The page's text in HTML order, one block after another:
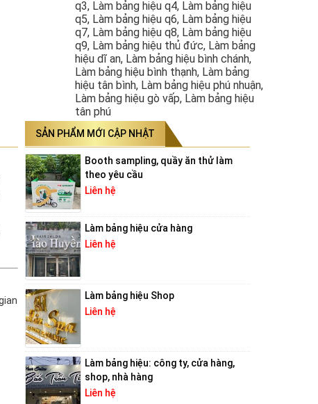
q3, Làm bảng hiệu q4, Làm bảng hiệu
q5, Làm bảng hiệu q6, Làm bảng hiệu
q7, Làm bảng hiệu q8, Làm bảng hiệu
q9, Làm bảng hiệu thủ đức, Làm bảng
hiệu dĩ an, Làm bảng hiệu bình chánh,
Làm bảng hiệu bình thạnh, Làm bảng
hiệu tân bình, Làm bảng hiệu phú nhuận,
Làm bảng hiệu gò vấp, Làm bảng hiệu
tân phú
SẢN PHẨM MỚI CẬP NHẬT
Booth sampling, quầy ăn thử làm
theo yêu cầu
Liên hệ
Làm bảng hiệu cửa hàng
Liên hệ
Làm bảng hiệu Shop
Liên hệ
Làm bảng hiệu: công ty, cửa hàng,
shop, nhà hàng
Liên hệ